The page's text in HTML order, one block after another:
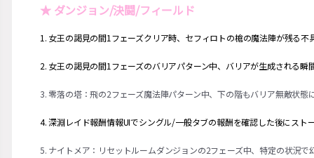
★ ダンジョン/決闘/フィールド
1. 女王の謁見の間1フェーズクリア時、セフィロトの槍の魔法陣が残る不
2. 女王の謁見の間1フェーズのバリアパターン中、バリアが生成される
3. 零落の塔：飛の2フェーズ魔法陣パターン中、下の階もバリア無敵状態
4. 深淵レイド報酬情報UIでシングル/一般タブの報酬を確認した後にス
5. ナイトメア：リセットルームダンジョンの2フェーズ中、特定の状況